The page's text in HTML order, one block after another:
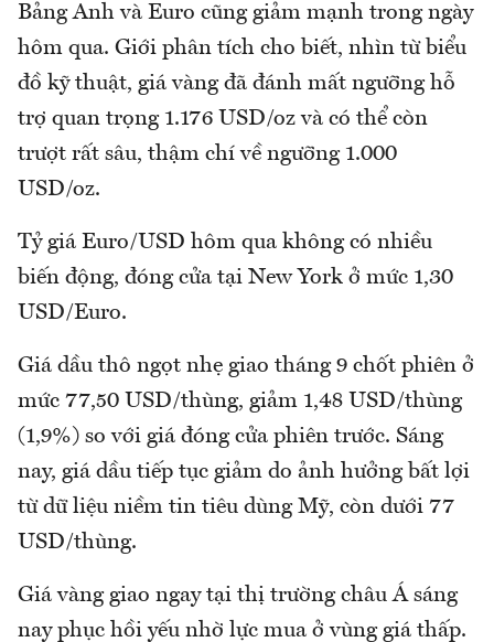
Bảng Anh và Euro cũng giảm mạnh trong ngày
hôm qua. Giới phân tích cho biết, nhìn từ biểu
đồ kỹ thuật, giá vàng đã đánh mất ngưỡng hỗ
trợ quan trọng 1.176 USD/oz và có thể còn
trượt rất sâu, thậm chí về ngưỡng 1.000
USD/oz.
Tỷ giá Euro/USD hôm qua không có nhiều
biến động, đóng cửa tại New York ở mức 1,30
USD/Euro.
Giá dầu thô ngọt nhẹ giao tháng 9 chốt phiên ở
mức 77,50 USD/thùng, giảm 1,48 USD/thùng
(1,9%) so với giá đóng cửa phiên trước. Sáng
nay, giá dầu tiếp tục giảm do ảnh hưởng bất lợi
từ dữ liệu niềm tin tiêu dùng Mỹ, còn dưới 77
USD/thùng.
Giá vàng giao ngay tại thị trường châu Á sáng
nay phục hồi yếu nhờ lực mua ở vùng giá thấp.